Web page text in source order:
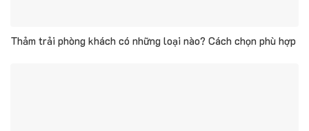
Thảm trải phòng khách có những loại nào? Cách chọn phù hợp